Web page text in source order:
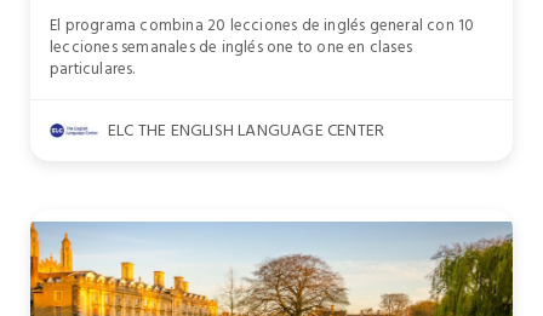
El programa combina 20 lecciones de inglés general con 10
lecciones semanales de inglés one to one en clases
particulares.
ELC THE ENGLISH LANGUAGE CENTER